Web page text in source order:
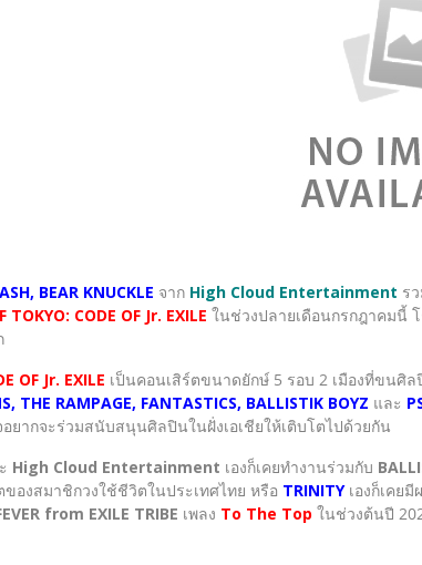
BEAR KNUCKLE จาก High Cloud Entertainment ร
TOKYO: CODE OF Jr. EXILE ในช่วงปลายเดือนกรกฎาคมนี้
OF Jr. EXILE เป็นคอนเสิร์ตขนาดยักษ์ 5 รอบ 2 เมืองที่ขนศิ
THE RAMPAGE, FANTASTICS, BALLISTIK BOYZ และ
ยากจะร่วมสนับสนุนศิลปินในฝั่งเอเชียให้เติบโตไปด้วยกัน
High Cloud Entertainment เองก็เคยทำงานร่วมกับ
องสมาชิกวงใช้ชีวิตในประเทศไทย หรือ TRINITY เองก็เคย
from EXILE TRIBE เพลง To The Top ในช่วงต้นปี